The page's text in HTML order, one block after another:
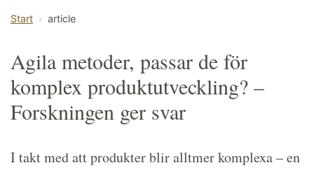
Start article
Agila metoder, passar de för
komplex produktutveckling? –
Forskningen ger svar
I takt med att produkter blir alltmer komplexa – en